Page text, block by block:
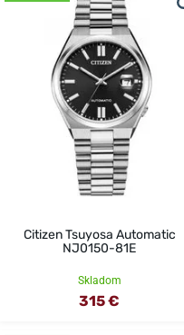
Citizen Tsuyosa Automatic
NJ0150-81E
Skladom
315 €